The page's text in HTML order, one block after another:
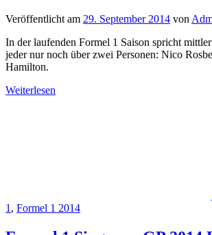
Veröffentlicht am 29. September 2014 von
In der laufenden Formel 1 Saison spricht
jeder nur noch über zwei Personen: Nico
Hamilton.
Weiterlesen
1, Formel 1 2014